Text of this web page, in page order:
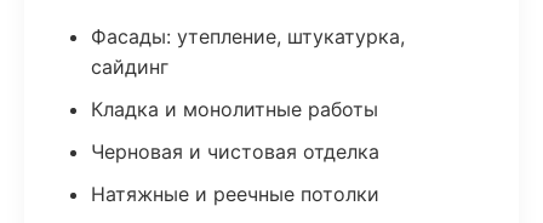
Фасады: утепление, штукатурка,
сайдинг
Кладка и монолитные работы
Черновая и чистовая отделка
Натяжные и реечные потолки